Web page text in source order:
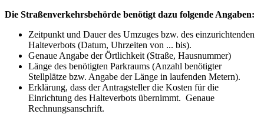
Die Straßenverkehrsbehörde benötigt dazu folgende Angaben:
Zeitpunkt und Dauer des Umzuges bzw. des einzurichtenden
Halteverbots (Datum, Uhrzeiten von ... bis).
Genaue Angabe der Örtlichkeit (Straße, Hausnummer)
Länge des benötigten Parkraums (Anzahl benötigter
Stellplätze bzw. Angabe der Länge in laufenden Metern).
Erklärung, dass der Antragsteller die Kosten für die
Einrichtung des Halteverbots übernimmt. Genaue
Rechnungsanschrift.